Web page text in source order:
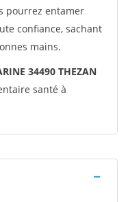
pourrez entamer
confiance, sachant
mains.
34490 THEZAN
santé à